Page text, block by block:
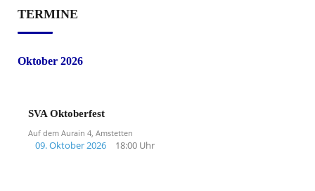
TERMINE
Oktober 2026
SVA Oktoberfest
Auf dem Aurain 4, Amstetten
09. Oktober 2026 18:00 Uhr